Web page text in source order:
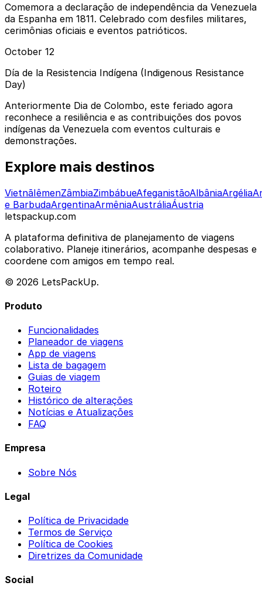
Comemora a declaração de independência da Venezuela
da Espanha em 1811. Celebrado com desfiles militares,
cerimônias oficiais e eventos patrióticos.
October 12
Día de la Resistencia Indígena (Indigenous Resistance
Day)
Anteriormente Dia de Colombo, este feriado agora
reconhece a resiliência e as contribuições dos povos
indígenas da Venezuela com eventos culturais e
demonstrações.
Explore mais destinos
VietnãIêmenZâmbiaZimbábueAfeganistãoAlbâniaArgélia
e BarbudaArgentinaArmêniaAustráliaÁustria
letspackup.com
A plataforma definitiva de planejamento de viagens
colaborativo. Planeje itinerários, acompanhe despesas e
coordene com amigos em tempo real.
© 2026 LetsPackUp.
Produto
Funcionalidades
Planeador de viagens
App de viagens
Lista de bagagem
Guias de viagem
Roteiro
Histórico de alterações
Notícias e Atualizações
FAQ
Empresa
Sobre Nós
Legal
Política de Privacidade
Termos de Serviço
Política de Cookies
Diretrizes da Comunidade
Social